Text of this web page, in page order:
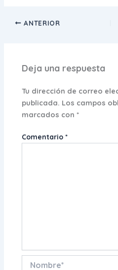
ANTERIOR
Deja una respuesta
Tu dirección de correo
publicada. Los campos
marcados con*
Comentario*